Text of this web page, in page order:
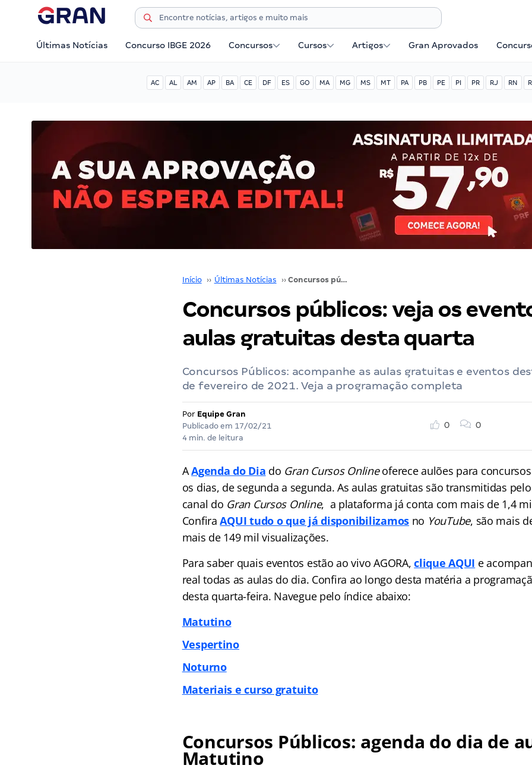
Últimas Notícias Concurso IBGE 2026 Concursos Cursos Artigos Gran Aprovados
AC AL AM AP BA CE DF ES GO MA MG MS MT PA PB PE PI PR RJ RN
Início ›› Últimas Notícias ›› Concursos públicos: veja os eventos e aulas gratuitas desta quarta
Concursos públicos: veja os
aulas gratuitas desta quarta
Concursos Públicos: acompanhe as aulas gratuitas e eventos
de fevereiro de 2021. Veja a programação completa
Por Equipe Gran
Publicado em 17/02/21
4 min. de leitura
0 0
AAgenda do Dia do Gran Cursos Onlineoferece aulões para
os dias, de segunda a segunda. As aulas gratuitas são transmitidas pelo
canal do Gran Cursos Online, a plataforma já conta com mais de 1,4
ConfiraAQUI tudo o que já disponibilizamos no YouTube, são mais
mais de 149 mil visualizações.
Para saber quais eventos estão ao vivo AGORA,clique AQUI e
real todas as aulas do dia. Confira ao longo desta matéria a
desta quarta-feira. Navegue pelo índice abaixo:
Matutino
Vespertino
Noturno
Materiais e curso gratuito
Concursos Públicos: agenda do dia de
Matutino